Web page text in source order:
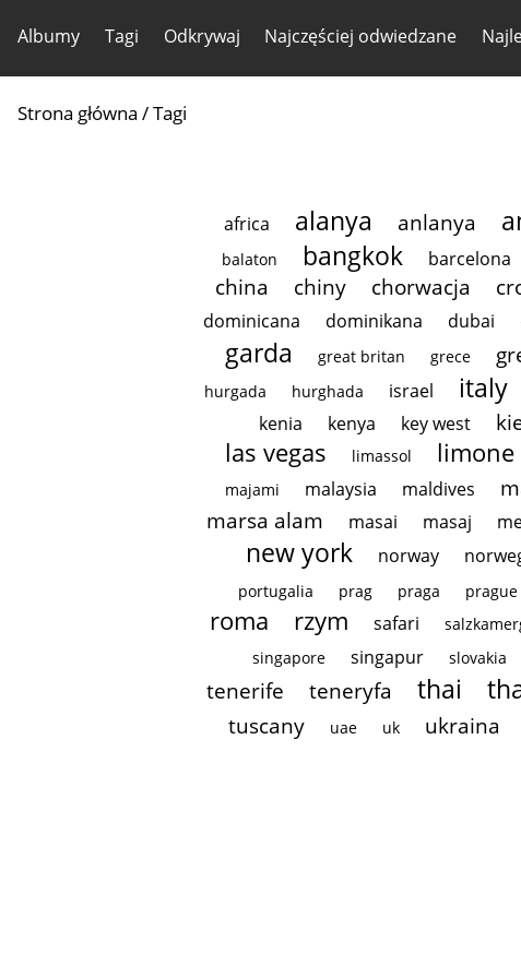
Albumy Tagi Odkrywaj Najczęściej odwiedzane
Strona główna / Tagi
africa alanya anlanya
balaton
bangkok barcelona
china
chiny chorwacja
dominicana
dominikana dubai
garda great britan grece
hurgada
hurghada israel italy
kenia
kenya key west
las vegas limassol limone
majami malaysia maldives
marsa alam masai masaj
new york norway
portugalia
prag praga prague
roma rzym safari
singapore singapur slovakia
tenerife teneryfa thai
tuscany uae uk ukraina